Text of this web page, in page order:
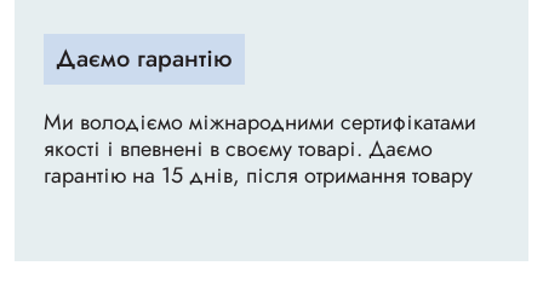
Даємо гарантію
Ми володіємо міжнародними сертифікатами
якості і впевнені в своєму товарі. Даємо
гарантію на 15 днів, після отримання товару